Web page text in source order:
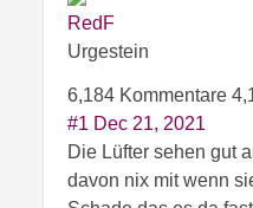
RedF
Urgestein
6,184 Kommentare
#1 Dec 21, 2021
Die Lüfter sehen gut
davon nix mit wenn